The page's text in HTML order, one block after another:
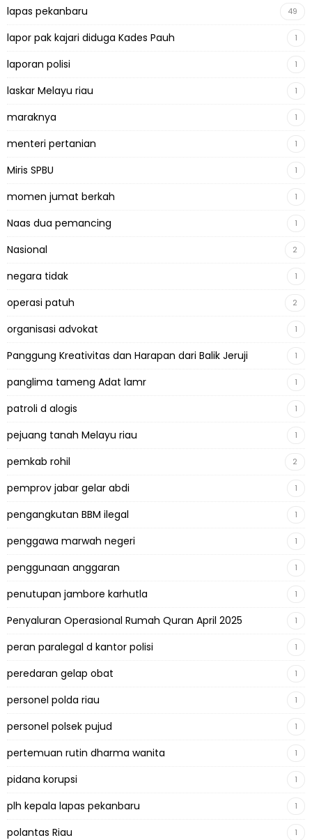
lapas pekanbaru 49
lapor pak kajari diduga Kades Pauh 1
laporan polisi 1
laskar Melayu riau 1
maraknya 1
menteri pertanian 1
Miris SPBU 1
momen jumat berkah 1
Naas dua pemancing 1
Nasional 2
negara tidak 1
operasi patuh 2
organisasi advokat 1
Panggung Kreativitas dan Harapan dari Balik Jeruji 1
panglima tameng Adat lamr 1
patroli d alogis 1
pejuang tanah Melayu riau 1
pemkab rohil 2
pemprov jabar gelar abdi 1
pengangkutan BBM ilegal 1
penggawa marwah negeri 1
penggunaan anggaran 1
penutupan jambore karhutla 1
Penyaluran Operasional Rumah Quran April 2025 1
peran paralegal d kantor polisi 1
peredaran gelap obat 1
personel polda riau 1
personel polsek pujud 1
pertemuan rutin dharma wanita 1
pidana korupsi 1
plh kepala lapas pekanbaru 1
polantas Riau 1